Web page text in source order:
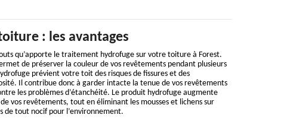
: les avantages
qu’apporte le traitement hydrofuge sur votre toiture à Forest.
de préserver la couleur de vos revêtements pendant plusieurs
prévient votre toit des risques de fissures et des
Il contribue donc à garder intacte la tenue de vos revêtements
les problèmes d’étanchéité. Le produit hydrofuge augmente
vos revêtements, tout en éliminant les mousses et lichens sur
de tout nocif pour l’environnement.